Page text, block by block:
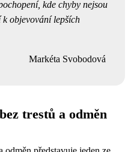
kde chyby nejsou
objevování lepších
Markéta Svobodová
trestů a odměn